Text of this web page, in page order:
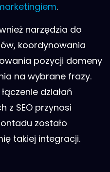
.
narzędzia do
koordynowania
pozycji domeny
na wybrane frazy.
działań
z SEO przynosi
zostało
takiej integracji.